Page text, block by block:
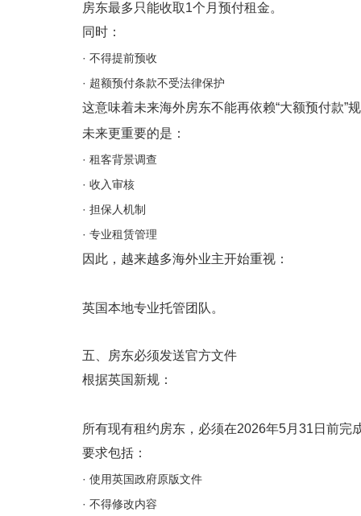
房东最多只能收取1个月预付租金。
同时：
· 不得提前预收
· 超额预付条款不受法律保护
这意味着未来海外房东不能再依赖“大额预付款”规
未来更重要的是：
· 租客背景调查
· 收入审核
· 担保人机制
· 专业租赁管理
因此，越来越多海外业主开始重视：
英国本地专业托管团队。
五、房东必须发送官方文件
根据英国新规：
所有现有租约房东，必须在2026年5月31日前完
要求包括：
· 使用英国政府原版文件
· 不得修改内容